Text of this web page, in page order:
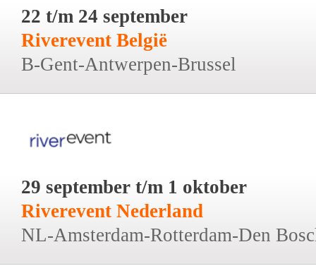
22 t/m 24 september
Riverevent België
B-Gent-Antwerpen-Brussel
29 september t/m 1 oktober
Riverevent Nederland
NL-Amsterdam-Rotterdam-Den